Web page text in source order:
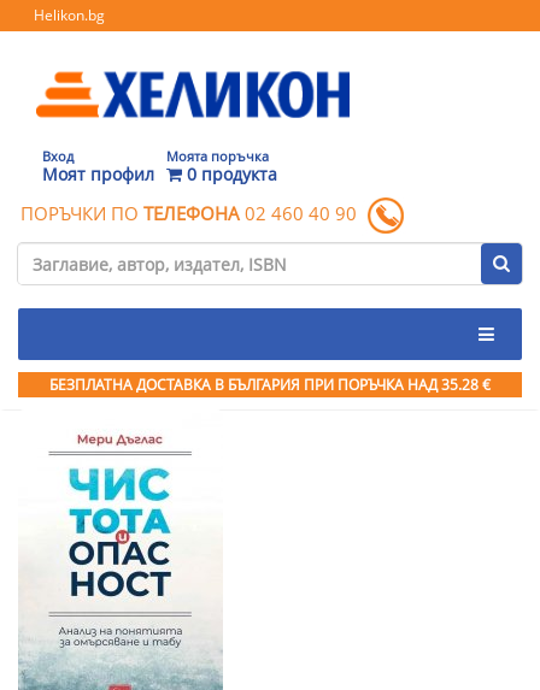
Helikon.bg
Вход
Моят профил
Моята поръчка
0 продукта
ПОРЪЧКИ ПО ТЕЛЕФОНА 02 460 40 90
БЕЗПЛАТНА ДОСТАВКА В БЪЛГАРИЯ ПРИ ПОРЪЧКА НАД 35.28 €